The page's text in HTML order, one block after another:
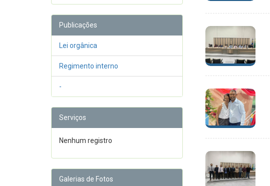
Publicações
Lei orgânica
Regimento interno
-
Serviços
Nenhum registro
Galerias de Fotos